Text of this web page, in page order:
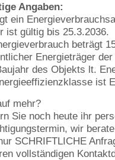
Angaben:
ein
ist gültig bis 25.3.2036.
beträgt
Energieträger
des Objekts lt.
ist
mehr?
Sie noch heute ihr
wir
SCHRIFTLICHE
vollständigen